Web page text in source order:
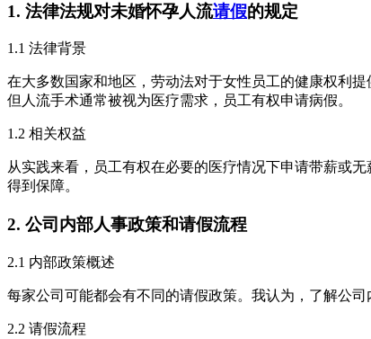
1. 法律法规对未婚怀孕人流请假的规定
1.1 法律背景
在大多数国家和地区，劳动法对于女性员工的健康权利
但人流手术通常被视为医疗需求，员工有权申请病假。
1.2 相关权益
从实践来看，员工有权在必要的医疗情况下申请带薪或
得到保障。
2. 公司内部人事政策和请假流程
2.1 内部政策概述
每家公司可能都会有不同的请假政策。我认为，了解公
2.2 请假流程